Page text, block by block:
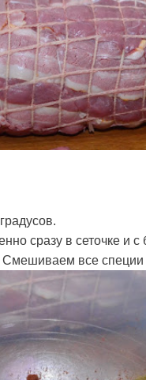
сразу в сеточке и
Смешиваем все специи